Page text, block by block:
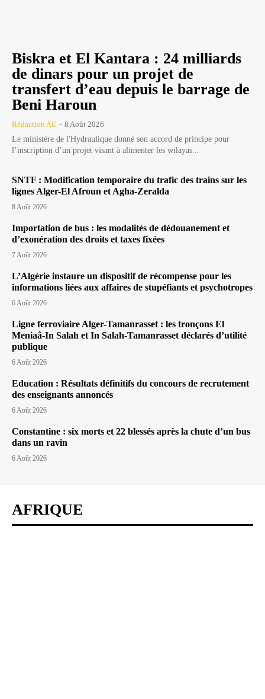
Biskra et El Kantara : 24 milliards
de dinars pour un projet de
transfert d’eau depuis le barrage de
Beni Haroun
Rédaction AE - 8 Août 2026
Le ministère de l'Hydraulique donné son accord de principe pour
l’inscription d’un projet visant à alimenter les wilayas...
SNTF : Modification temporaire du trafic des trains sur les
lignes Alger-El Afroun et Agha-Zeralda
8 Août 2026
Importation de bus : les modalités de dédouanement et
d’exonération des droits et taxes fixées
7 Août 2026
L’Algérie instaure un dispositif de récompense pour les
informations liées aux affaires de stupéfiants et psychotropes
6 Août 2026
Ligne ferroviaire Alger-Tamanrasset : les tronçons El
Meniaâ-In Salah et In Salah-Tamanrasset déclarés d’utilité
publique
6 Août 2026
Education : Résultats définitifs du concours de recrutement
des enseignants annoncés
6 Août 2026
Constantine : six morts et 22 blessés après la chute d’un bus
dans un ravin
6 Août 2026
AFRIQUE